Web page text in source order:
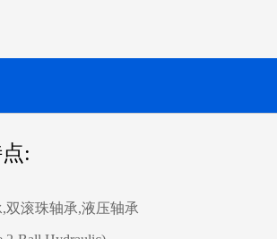
:
双滚珠轴承,液压轴承